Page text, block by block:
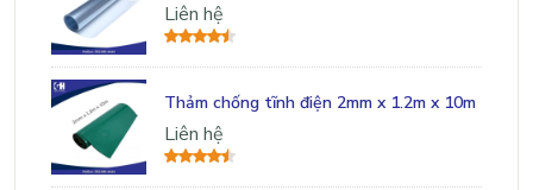
Liên hệ
Thảm chống tĩnh điện 2mm x 1.2m x 10m
Liên hệ